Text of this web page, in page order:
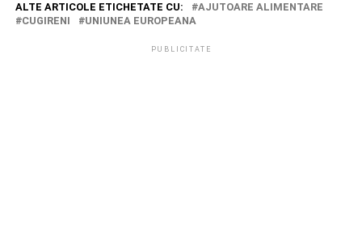
ALTE ARTICOLE ETICHETATE CU:
AJUTOARE ALIMENTARE
CUGIRENI
UNIUNEA EUROPEANA
PUBLICITATE